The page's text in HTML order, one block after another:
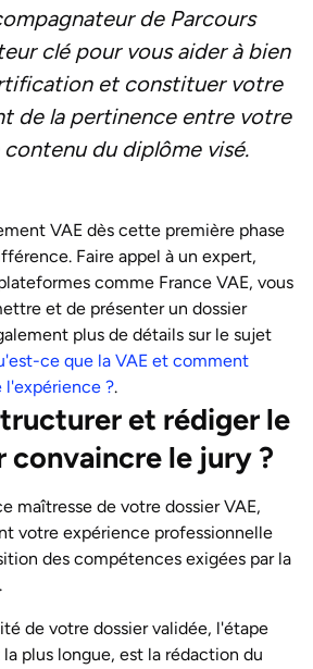
de Parcours
clé pour vous aider à bien
et constituer votre
de la pertinence entre votre
du diplôme visé.
VAE dès cette première phase
Faire appel à un expert,
comme France VAE, vous
et de présenter un dossier
plus de détails sur le sujet
ce que la VAE et comment
l'expérience ?.
et rédiger le
convaincre le jury ?
maîtresse de votre dossier VAE,
votre expérience professionnelle
des compétences exigées par la
de votre dossier validée, l'étape
plus longue, est la rédaction du